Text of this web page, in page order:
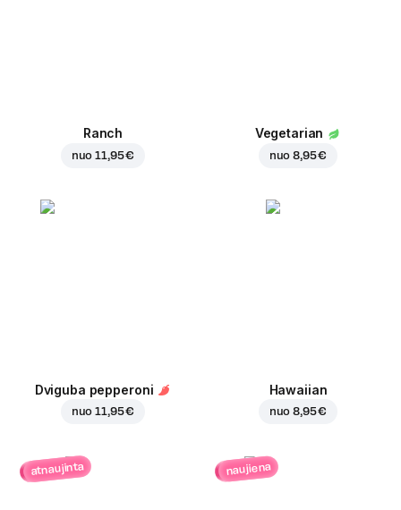
Ranch
nuo11,95 €
Vegetarian
nuo8,95 €
Dviguba pepperoni
nuo11,95 €
Hawaiian
nuo8,95 €
atnaujinta naujiena